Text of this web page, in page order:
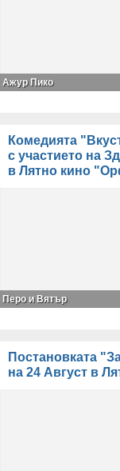
Ажур Пико
Комедията
с участието на
в Лятно кино
Перо и Вятър
Постановката
на 24 Август в